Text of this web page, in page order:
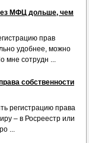
МФЦ дольше, чем
прав
удобнее, можно
мне сотрудн ...
собственности
регистрацию права
– в Росреестр или
...